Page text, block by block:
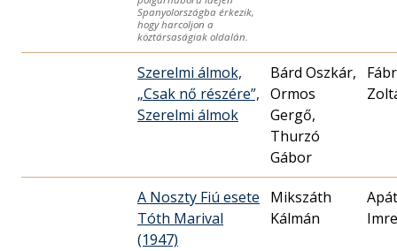
Spanyolországba érkezik,
hogy harcoljon a
köztársaságiak oldalán.
Szerelmi álmok,
„Csak nő részére”,
Szerelmi álmok
Bárd Oszkár,
Ormos
Gergő,
Thurzó
A Noszty Fiú esete
Tóth Marival
(1947)
Mikszáth
Kálmán
Imre